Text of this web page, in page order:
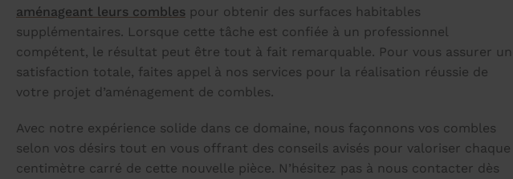
aménageant leurs combles pour obtenir des surfaces habitables
supplémentaires. Lorsque cette tâche est confiée à un professionnel
compétent, le résultat peut être tout à fait remarquable. Pour vous assurer
satisfaction totale, faites appel à nos services pour la réalisation réussie de
votre projet d’aménagement de combles.
Avec notre expérience solide dans ce domaine, nous façonnons vos combles
selon vos désirs tout en vous offrant des conseils avisés pour valoriser chaque
centimètre carré de cette nouvelle pièce. N’hésitez pas à nous contacter dès